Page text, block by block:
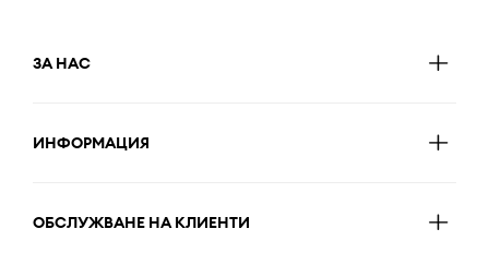
ЗА НАС
ИНФОРМАЦИЯ
ОБСЛУЖВАНЕ НА КЛИЕНТИ